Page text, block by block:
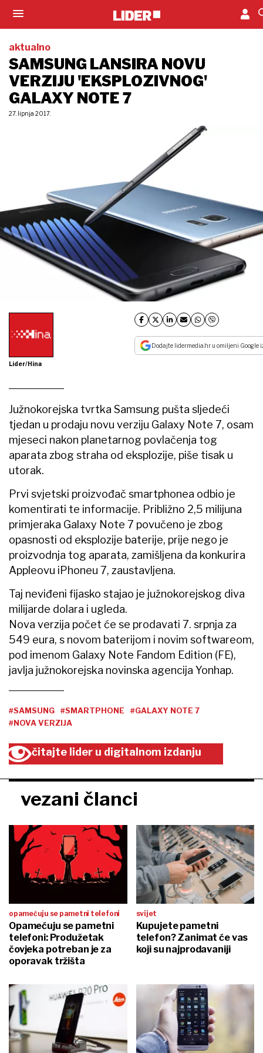
aktualno
SAMSUNG LANSIRA NOVU
VERZIJU 'EKSPLOZIVNOG'
GALAXY NOTE 7
27. lipnja 2017.
Lider/Hina
Dodajte lidermedia.hr u omiljeni Google
Južnokorejska tvrtka Samsung pušta sljedeći
tjedan u prodaju novu verziju Galaxy Note 7, osam
mjeseci nakon planetarnog povlačenja tog
aparata zbog straha od eksplozije, piše tisak u
utorak.
Prvi svjetski proizvođač smartphonea odbio je
komentirati te informacije. Približno 2,5 milijuna
primjeraka Galaxy Note 7 povučeno je zbog
opasnosti od eksplozije baterije, prije nego je
proizvodnja tog aparata, zamišljena da konkurira
Appleovu iPhoneu 7, zaustavljena.
Taj neviđeni fijasko stajao je južnokorejskog diva
milijarde dolara i ugleda.
Nova verzija počet će se prodavati 7. srpnja za
549 eura, s novom baterijom i novim softwareom,
pod imenom Galaxy Note Fandom Edition (FE),
javlja južnokorejska novinska agencija Yonhap.
#SAMSUNG #SMARTPHONE
#GALAXY NOTE 7
#NOVA VERZIJA
čitajte lider u digitalnom izdanju
vezani članci
opamećuju se pametni telefoni
Opamećuju se pametni
telefoni: Produžetak
čovjeka potreban je za
oporavak tržišta
svijet
Kupujete pametni
telefon? Zanimat će vas
koji su najprodavaniji